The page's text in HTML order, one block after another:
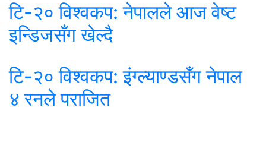
टि-२० विश्वकप: नेपालले आज वेष्ट
इन्डिजसँग खेल्दै
टि-२० विश्वकप: इंग्ल्याण्डसँग नेपाल
४ रनले पराजित